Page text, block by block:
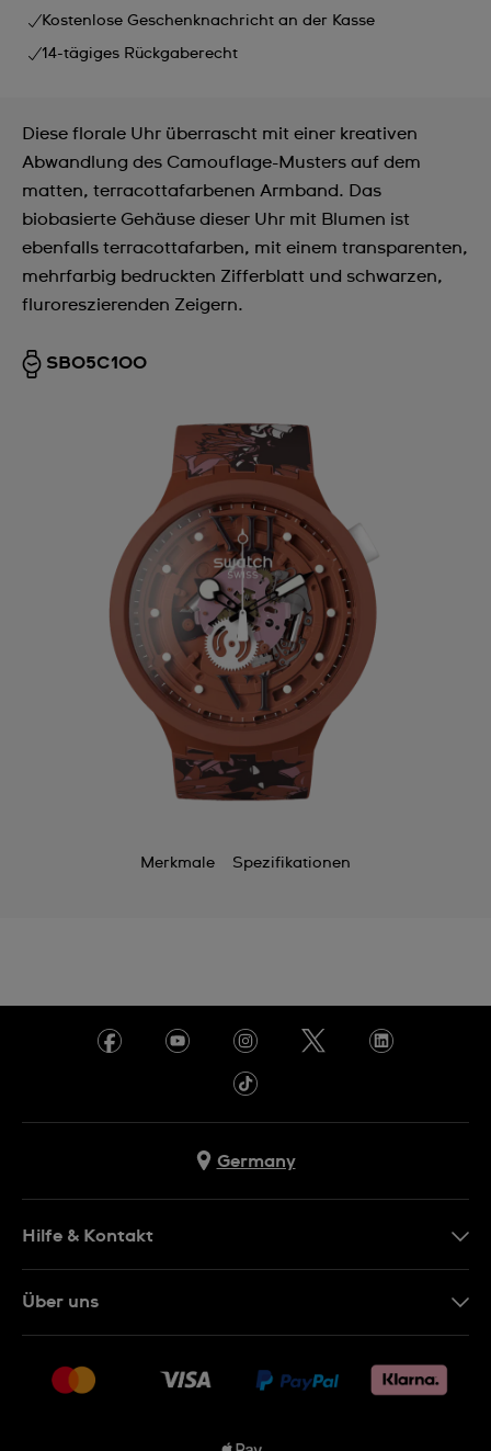
Kostenlose Geschenknachricht an der Kasse
14-tägiges Rückgaberecht
Diese florale Uhr überrascht mit einer kreativen
Abwandlung des Camouflage-Musters auf dem
matten, terracottafarbenen Armband. Das
biobasierte Gehäuse dieser Uhr mit Blumen ist
ebenfalls terracottafarben, mit einem transparenten,
mehrfarbig bedruckten Zifferblatt und schwarzen,
fluroreszierenden Zeigern.
SB05C100
Merkmale Spezifikationen
Germany
Hilfe & Kontakt
Rücksendung und Entsorgung
Über uns
Jobs